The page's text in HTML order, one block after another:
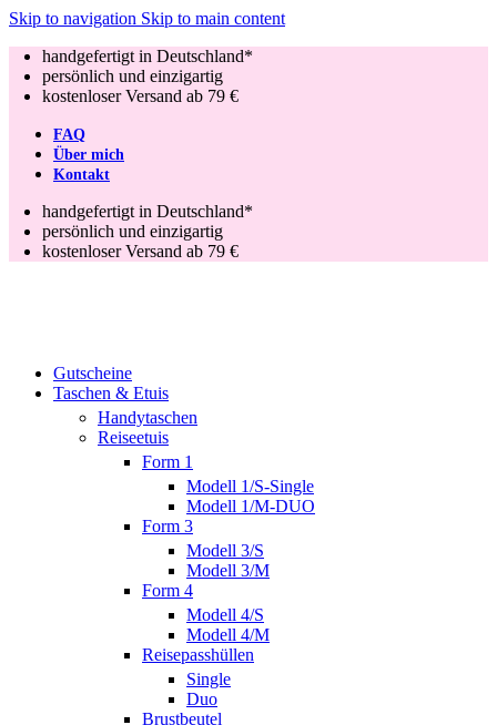
Skip to navigation Skip to main content
handgefertigt in Deutschland*
persönlich und einzigartig
kostenloser Versand ab 79 €
FAQ
Über mich
Kontakt
handgefertigt in Deutschland*
persönlich und einzigartig
kostenloser Versand ab 79 €
Gutscheine
Taschen & Etuis
Handytaschen
Reiseetuis
Form 1
Modell 1/S-Single
Modell 1/M-DUO
Form 3
Modell 3/S
Modell 3/M
Form 4
Modell 4/S
Modell 4/M
Reisepasshüllen
Single
Duo
Brustbeutel